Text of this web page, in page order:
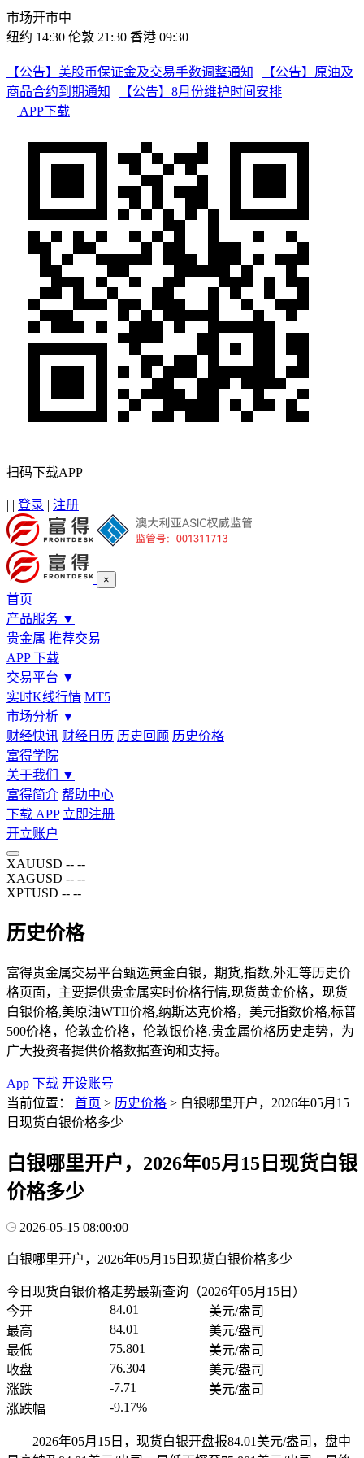
市场开市中
纽约 14:30 伦敦 21:30 香港 09:30
【公告】美股币保证金及交易手数调整通知 |
【公告】原油及
商品合约到期通知 |
【公告】8月份维护时间安排
APP下载
扫码下载APP
| | 登录 | 注册
×
首页
产品服务 ▼
贵金属 推荐交易
APP 下载
交易平台 ▼
实时K线行情 MT5
市场分析 ▼
财经快讯 财经日历 历史回顾 历史价格
富得学院
关于我们
▼
富得简介 帮助中心
下载 APP 立即注册
开立账户
XAUUSD -- --
XAGUSD -- --
XPTUSD -- --
历史价格
富得贵金属交易平台甄选黄金白银，期货,指数,外汇等历史价
格页面，主要提供贵金属实时价格行情,现货黄金价格，现货
白银价格,美原油WTII价格,纳斯达克价格，美元指数价格,标普
500价格，伦敦金价格，伦敦银价格,贵金属价格历史走势，为
广大投资者提供价格数据查询和支持。
App 下载 开设账号
当前位置：
首页 > 历史价格 > 白银哪里开户，2026年05月15
日现货白银价格多少
白银哪里开户，2026年05月15日现货白银
价格多少
2026-05-15 08:00:00
白银哪里开户，2026年05月15日现货白银价格多少
今日现货白银价格走势最新查询（2026年05月15日）
今开
84.01
美元/盎司
最高
84.01
美元/盎司
最低
75.801
美元/盎司
收盘
76.304
美元/盎司
涨跌
-7.71
美元/盎司
涨跌幅
-9.17%
2026年05月15日，现货白银开盘报84.01美元/盎司，盘中